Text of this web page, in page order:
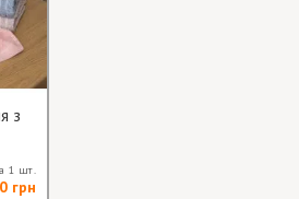
з
1 шт.
грн